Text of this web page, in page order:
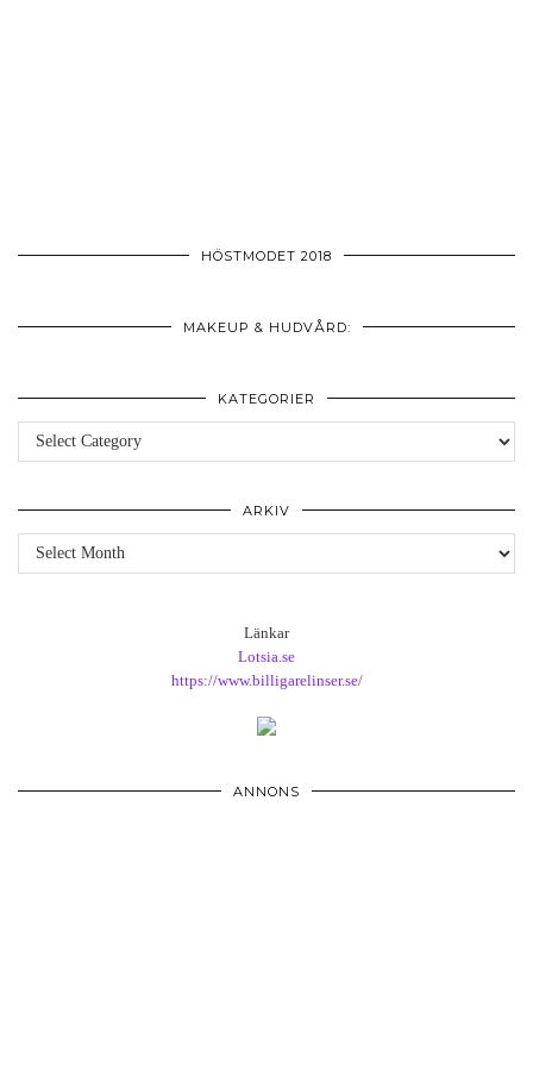
HÖSTMODET 2018
MAKEUP & HUDVÅRD:
KATEGORIER
Kategorier
ARKIV
Arkiv
Länkar
Lotsia.se
https://www.billigarelinser.se/
ANNONS